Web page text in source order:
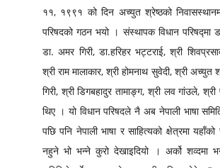
११, १९९१ को दिन अच्युत श्रेष्ठको
परिषदको गठन भयो । संस्थापक विधान परिषद्मा
डा. अमर गिरी, डा.हरिहर भट्टराई, श्री
श्री राम मालाकार, श्री होमनाथ सुवेदी, श्री अच्युत
गिरी, श्री डिगबहादुर तामाङ्ग, श्री लव गांउले,
थिए । यो विधान परिषदले नै अब नेपाली भाषा
पछि पनि नेपाली भाषा र साहित्यको क्षेत्रमा
नहुने भो भन्ने कुरो देखाइदियो । अर्को शव्दमा